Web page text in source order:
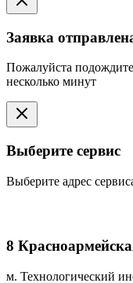
Заявка
Пожалуйста
несколько минут
Выберите сервис
Выберите адрес
8
м. Технологический